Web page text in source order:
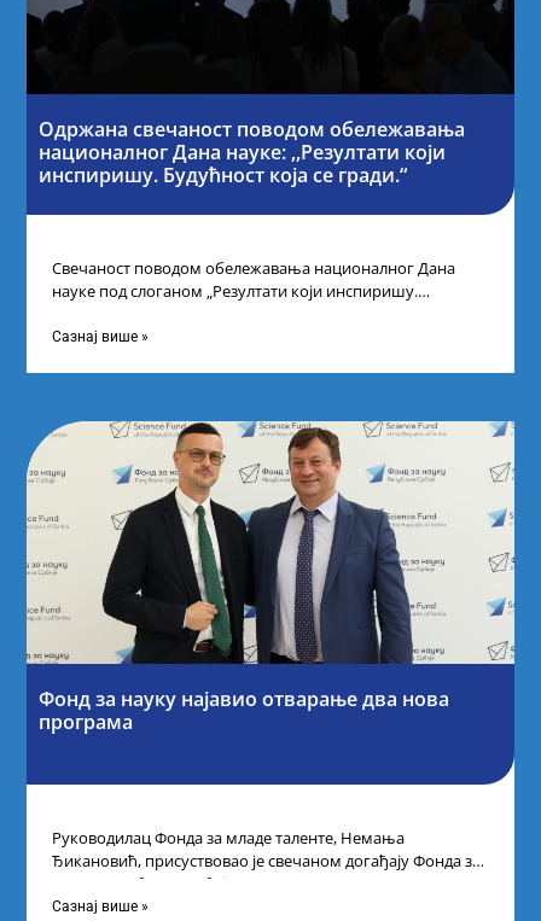
Одржана свечаност поводом обележавања
националног Дана науке: ,,Резултати који
инспиришу. Будућност која се гради.“
Свечаност поводом обележавања националног Дана
науке под слоганом „Резултати који инспиришу.
Министарства
Сазнај више »
Фонд за науку најавио отварање два нова
програма
Руководилац Фонда за младе таленте, Немања
Ђикановић, присуствовао је свечаном догађају Фонда за
науку Републике Србије одржаном у Научно-
технолошком парку
Сазнај више »